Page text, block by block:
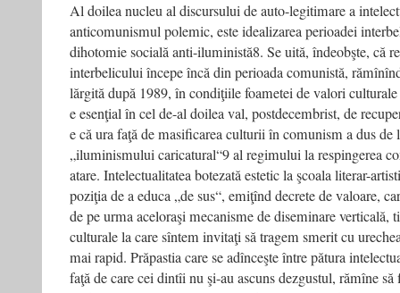
Al doilea nucleu al discursului de auto-legitimare a
anticomunismul polemic, este idealizarea perioadei
dihotomie socială anti-iluministă8. Se uită, îndeobşte, că
interbelicului începe încă din perioada comunistă,
lărgită după 1989, în condiţiile foametei de valori
e esenţial în cel de-al doilea val, postdecembrist, de
e că ura faţă de masificarea culturii în comunism a dus de
„iluminismului caricatural“9 al regimului la respingerea
atare. Intelectualitatea botezată estetic la şcoala literar-
poziţia de a educa „de sus“, emiţînd decrete de valoare,
de pe urma aceloraşi mecanisme de diseminare verticală,
culturale la care sîntem invitaţi să tragem smerit cu
mai rapid. Prăpastia care se adînceşte între pătura
faţă de care cei dintîi nu şi-au ascuns dezgustul, rămîne să